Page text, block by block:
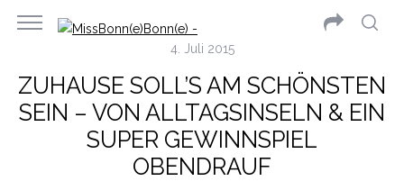
4. Juli 2015
ZUHAUSE SOLL’S AM SCHÖNSTEN
SEIN – VON ALLTAGSINSELN & EIN
SUPER GEWINNSPIEL
OBENDRAUF